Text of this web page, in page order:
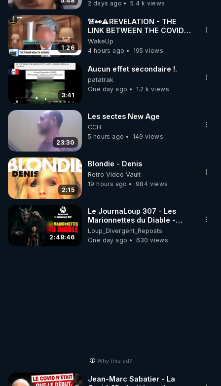
2 days ago 5.4 k views
1:26
🚨👀⚠️REVELATION - THE
LINK BETWEEN THE COVID
VACCINE AND CANCER -LIEN
VACCIN COVID ET CANCER
WakeUp
4 hours ago
195 views
3:41
Aucun effet secondaire !.
patatrak
One day ago
1.2 k views
23:30
Les sectes New Age
CCH
5 hours ago
149 views
2:15
Blondie - Denis
Retro Video Vault
19 hours ago
984 views
2:48:46
Le JournaLoup 307 - Les
Marionnettes du Diable -
Loup Divergent 2026.08.07
Loup_Divergent_Reposts
One day ago
630 views
Why this ad?
Jean-Marc Sabatier - La